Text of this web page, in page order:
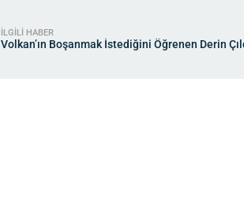
İLGİLİ HABER
Volkan’ın Boşanmak İstediğini Öğrenen Derin